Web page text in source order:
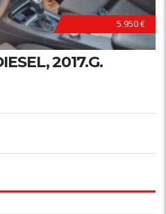
5.950 €
2017.G.